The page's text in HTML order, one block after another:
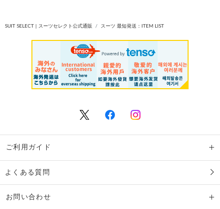
SUIT SELECT | スーツセレクト公式通販 スーツ 最短発送：ITEM LIST
ご利用ガイド
よくある質問
お問い合わせ